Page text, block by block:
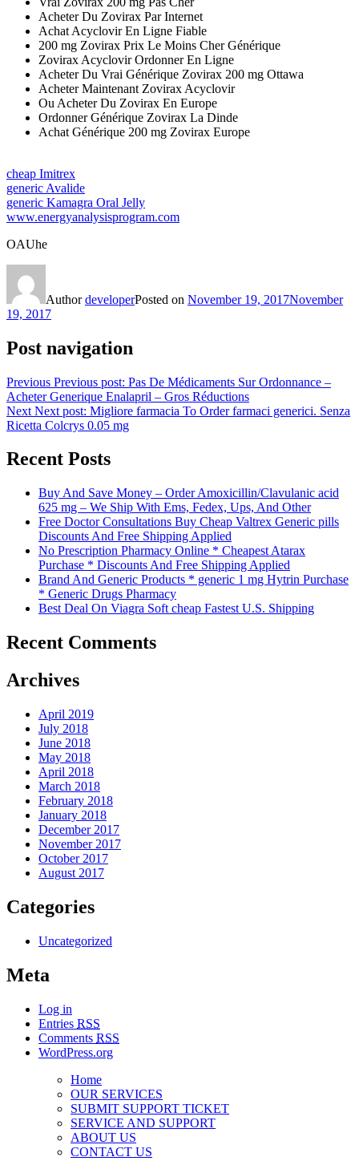
Acheter Du Zovirax Par Internet
Achat Acyclovir En Ligne Fiable
200 mg Zovirax Prix Le Moins Cher Générique
Zovirax Acyclovir Ordonner En Ligne
Acheter Du Vrai Générique Zovirax 200 mg Ottawa
Acheter Maintenant Zovirax Acyclovir
Ou Acheter Du Zovirax En Europe
Ordonner Générique Zovirax La Dinde
Achat Générique 200 mg Zovirax Europe
cheap Imitrex
generic Avalide
generic Kamagra Oral Jelly
www.energyanalysisprogram.com
OAUhe
AuthordeveloperPosted on November 19, 2017November
19, 2017
Post navigation
Previous Previous post: Pas De Médicaments Sur Ordonnance –
Acheter Generique Enalapril – Gros Réductions
Next Next post: Migliore farmacia To Order farmaci generici. Senza
Ricetta Colcrys 0.05 mg
Recent Posts
Buy And Save Money – Order Amoxicillin/Clavulanic acid
625 mg – We Ship With Ems, Fedex, Ups, And Other
Free Doctor Consultations Buy Cheap Valtrex Generic pills
Discounts And Free Shipping Applied
No Prescription Pharmacy Online * Cheapest Atarax
Purchase * Discounts And Free Shipping Applied
Brand And Generic Products * generic 1 mg Hytrin Purchase
* Generic Drugs Pharmacy
Best Deal On Viagra Soft cheap Fastest U.S. Shipping
Recent Comments
Archives
April 2019
July 2018
June 2018
May 2018
April 2018
March 2018
February 2018
January 2018
December 2017
November 2017
October 2017
August 2017
Categories
Uncategorized
Meta
Log in
Entries RSS
Comments RSS
WordPress.org
Home
OUR SERVICES
SUBMIT SUPPORT TICKET
SERVICE AND SUPPORT
ABOUT US
CONTACT US